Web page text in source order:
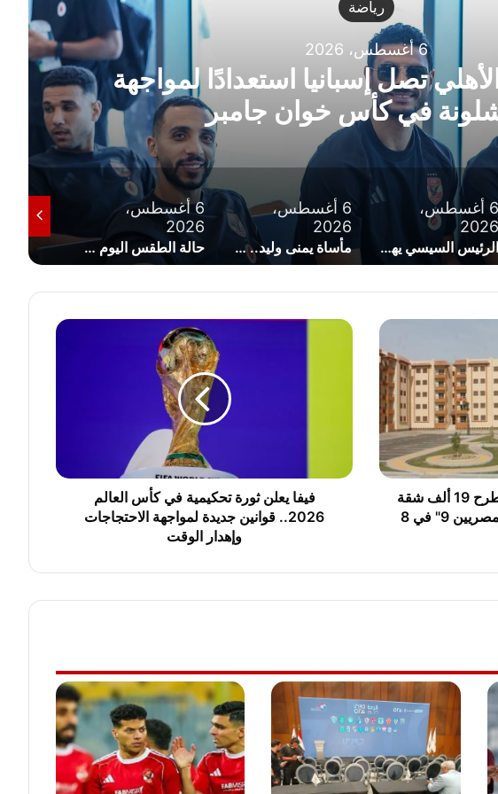
رياضة
6 أغسطس، 2026
الرئيس السيسي يهنئ ناشئات
إلى نصف نهائي
الرئيس السيسي يهنئ ناشئات اليد بالتأهل التاريخي إلى نصف نهائي كأس العالم
6 أغسطس،
مأساة يمنى وليد.. كيف تحولت نتيجة النجاح 68% إلى رسوب شامل في الثانوية العامة؟
6 أغسطس،
2026
حالة الطقس اليوم الخميس 6 أغسطس 2026 في مصر ودرجات الحرارة المتوقعة
6 أغسطس،
خلال أيام.. الإسكان تستعد لطرح 19 ألف شقة
ضمن مشروع "سكن لكل المصريين 9" في 8
ف
ث
ح
ف
ي
ك
أ
س
ا
فيفا يعلن ثورة تحكيمية في كأس العالم
2026.. قوانين جديدة لمواجهة الاحتجاجات
وإهدار الوقت